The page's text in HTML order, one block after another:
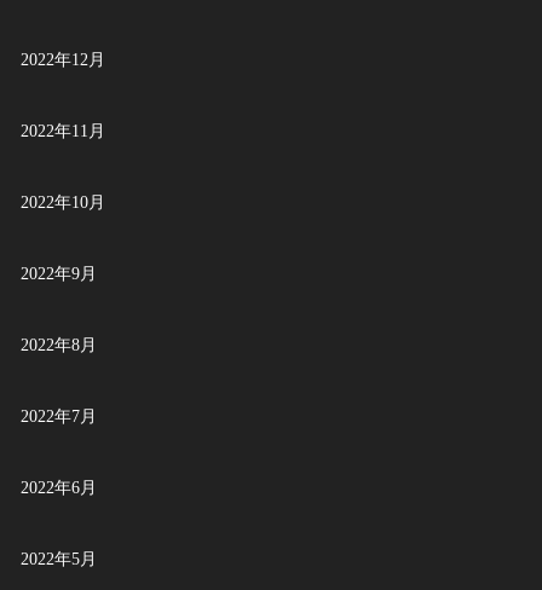
2022年12月
2022年11月
2022年10月
2022年9月
2022年8月
2022年7月
2022年6月
2022年5月